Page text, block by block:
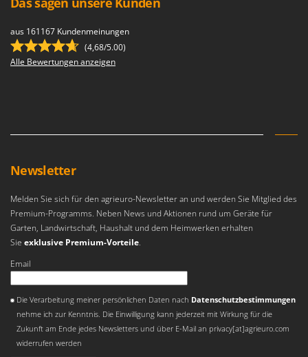
Staubsauger - Elektrobesen
Traktor-Heckenscheren mit Ausleger
U
Umfüllpumpen
Umkehrfräsen
V
Vakuumiergeräte
Vertikutierer
Vogelscheuchen - Vogelabwehr
W
Wasserpumpen
Infaco
Intec
Intex
K
KAAZ
Karcher
Kasco
Keter
KitchenAid
Komo
aus 161167 Kundenmeinungen
(4,68/5.00)
Alle Bewertungen anzeigen
Newsletter
Melden Sie sich für den agrieuro-Newsletter an und werden Sie Mitglied des
Premium-Programms. Neben News und Aktionen rund um Geräte für
Garten, Landwirtschaft, Haushalt und dem Heimwerken erhalten
Sie exklusive Premium-Vorteile.
Email
Die Verarbeitung meiner persönlichen Daten nach Datenschutzbestimmungen
nehme ich zur Kenntnis. Die Einwilligung kann jederzeit mit Wirkung für die
Zukunft am Ende jedes Newsletters und über E-Mail an privacy[at]agrieuro.com
widerrufen werden